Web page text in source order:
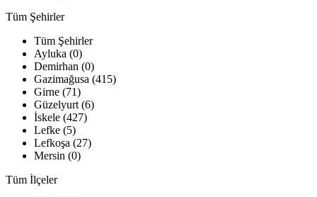
Tüm Şehirler
Tüm Şehirler
Ayluka (0)
Demirhan (0)
Gazimağusa (415)
Girne (71)
Güzelyurt (6)
İskele (427)
Lefke (5)
Lefkoşa (27)
Mersin (0)
Tüm İlçeler